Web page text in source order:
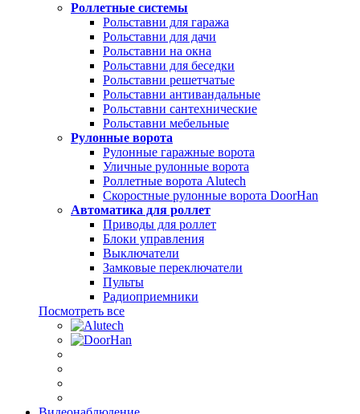
Роллетные системы
Рольставни для гаража
Рольставни для дачи
Рольставни на окна
Рольставни для беседки
Рольставни решетчатые
Рольставни антивандальные
Рольставни сантехнические
Рольставни мебельные
Рулонные ворота
Рулонные гаражные ворота
Уличные рулонные ворота
Роллетные ворота Alutech
Скоростные рулонные ворота DoorHan
Автоматика для роллет
Приводы для роллет
Блоки управления
Выключатели
Замковые переключатели
Пульты
Радиоприемники
Посмотреть все